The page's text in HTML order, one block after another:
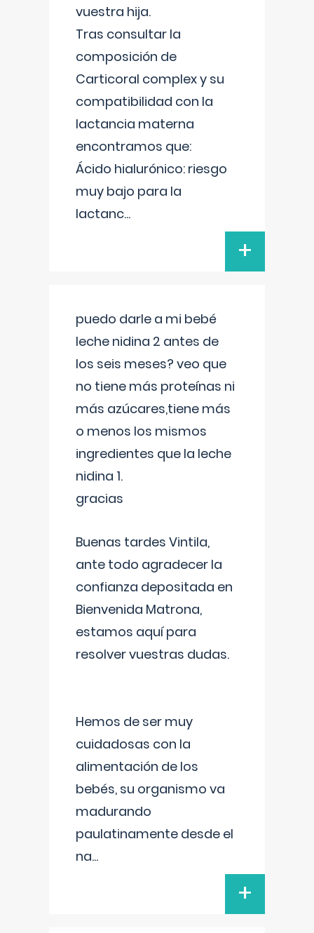
vuestra hija.
Tras consultar la
composición de
Carticoral complex y su
compatibilidad con la
lactancia materna
encontramos que:
Ácido hialurónico: riesgo
muy bajo para la
lactanc...
+
puedo darle a mi bebé
leche nidina 2 antes de
los seis meses? veo que
no tiene más proteínas ni
más azúcares,tiene más
o menos los mismos
ingredientes que la leche
nidina 1.
gracias
Buenas tardes Vintila,
ante todo agradecer la
confianza depositada en
Bienvenida Matrona,
estamos aquí para
resolver vuestras dudas.
Hemos de ser muy
cuidadosas con la
alimentación de los
bebés, su organismo va
madurando
paulatinamente desde el
na...
+